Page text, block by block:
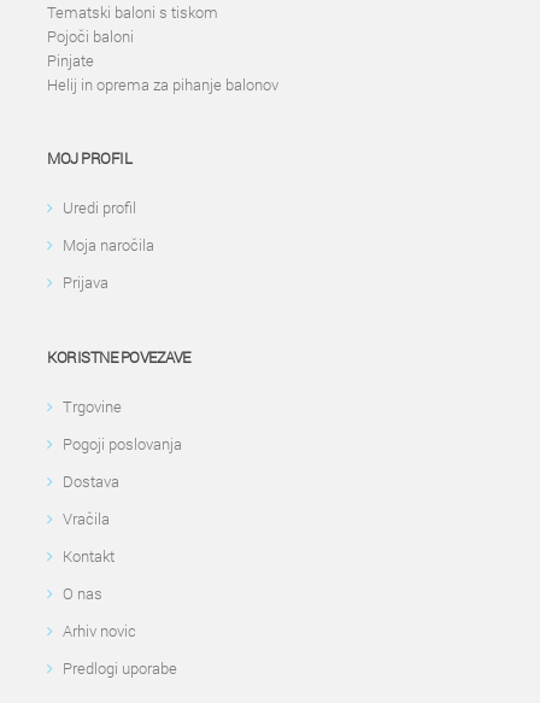
Tematski baloni s tiskom
Pojoči baloni
Pinjate
Helij in oprema za pihanje balonov
MOJ PROFIL
Uredi profil
Moja naročila
Prijava
KORISTNE POVEZAVE
Trgovine
Pogoji poslovanja
Dostava
Vračila
Kontakt
O nas
Arhiv novic
Predlogi uporabe